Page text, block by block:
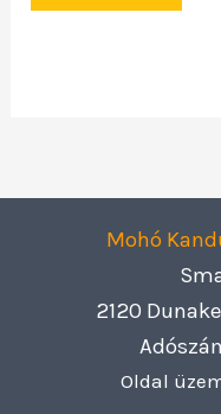
Mohó
2120
Oldal